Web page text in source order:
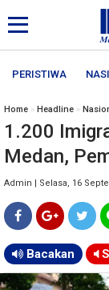
PERISTIWA
Home » Headline »
1.200
Medan,
Admin | Selasa, 16
Bacakan